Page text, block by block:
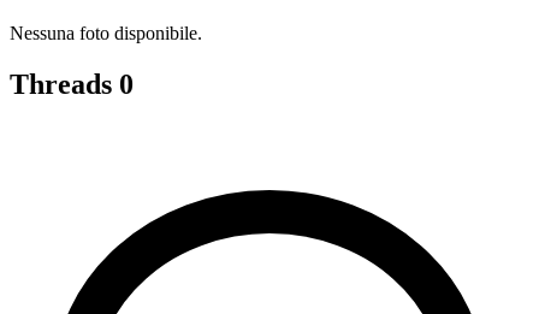
Nessuna foto disponibile.
Threads 0